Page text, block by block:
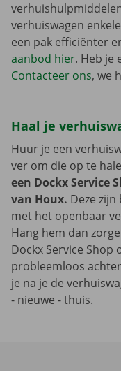
verhuiswagen
een pak efficiënter
aanbod hier. Heb je
Contacteer ons, we
Haal je
Huur je een
ver om die op te
een Dockx Service
van Houx. Deze
met het openbaar
Hang hem dan
Dockx Service Shop
probleemloos
je na je de
- nieuwe - thuis.